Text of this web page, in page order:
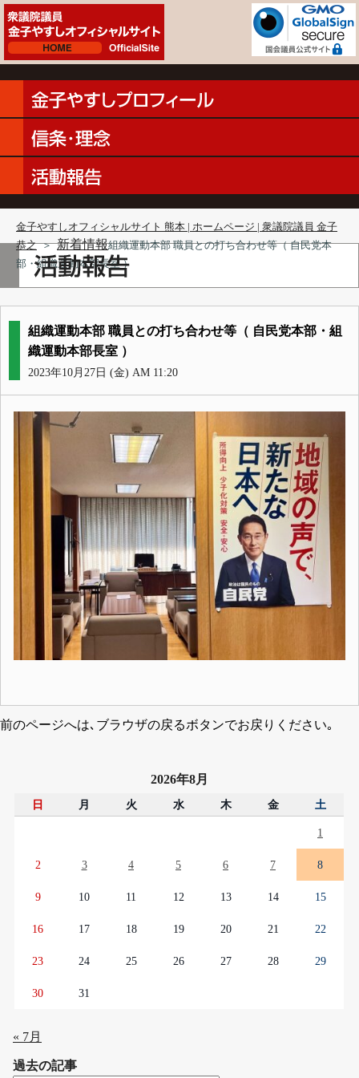
金子やすしオフィシャルサイト 熊本 | ホームページ | 衆議院議員 金子
恭之 ＞ 新着情報組織運動本部 職員との打ち合わせ等（ 自民党本
部・組織運動本部長室 ）
組織運動本部 職員との打ち合わせ等（ 自民党本部・組
織運動本部長室 ）
2023年10月27日 (金) AM 11:20
前のページへは､ブラウザの戻るボタンでお戻りください｡
2026年8月
日 月 火 水 木 金 土
1
2 3 4 5 6 7 8
9 10 11 12 13 14 15
16 17 18 19 20 21 22
23 24 25 26 27 28 29
30 31
« 7月
過去の記事